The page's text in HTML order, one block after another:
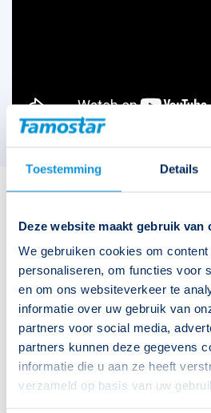
Toestemming Details
Deze website maakt gebruik van
We gebruiken cookies om
personaliseren, om functies voor
en om ons websiteverkeer te
informatie over uw gebruik van
partners voor social media,
partners kunnen deze gegevens
informatie die u aan ze heeft
verzameld op basis van uw
Technische specificaties
Artikelnummer
EAN-code 8715774019999
Download productblad
Download catalogus